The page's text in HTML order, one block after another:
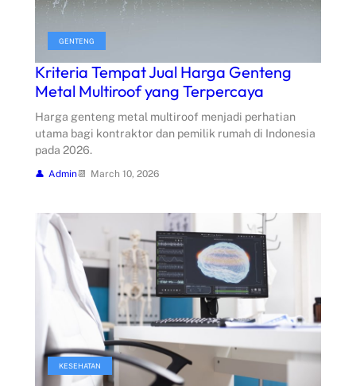
GENTENG
Kriteria Tempat Jual Harga Genteng
Metal Multiroof yang Terpercaya
Harga genteng metal multiroof menjadi perhatian
utama bagi kontraktor dan pemilik rumah di Indonesia
pada 2026.
Admin March 10, 2026
KESEHATAN